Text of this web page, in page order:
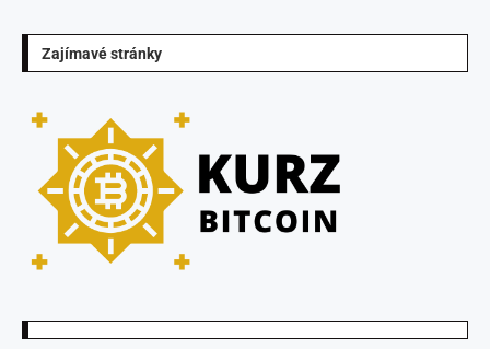
Zajímavé stránky